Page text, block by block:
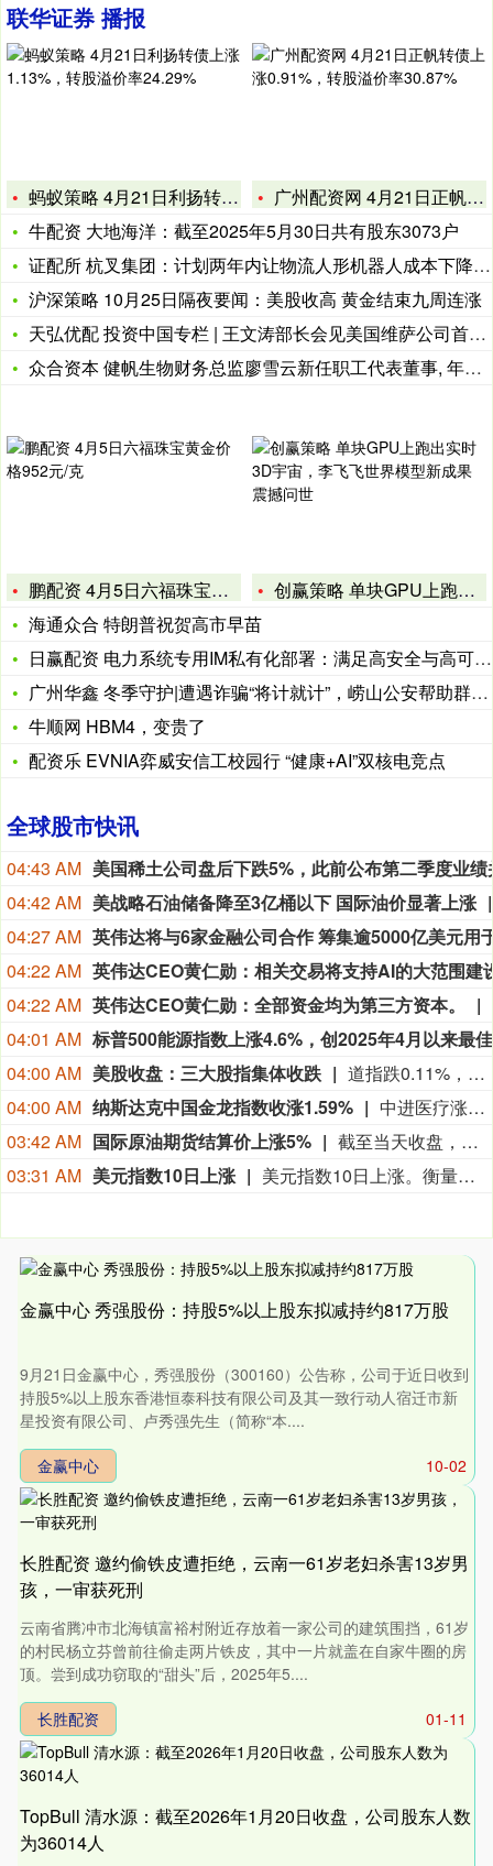
联华证券 播报
蚂蚁策略 4月21日利扬转债上涨1.13%，转股溢价率24.
广州配资网 4月21日正帆转债上涨0.91%，转股溢价率30
牛配资 大地海洋：截至2025年5月30日共有股东3073户
证配所 杭叉集团：计划两年内让物流人形机器人成本下降60%
沪深策略 10月25日隔夜要闻：美股收高 黄金结束九周连涨
天弘优配 投资中国专栏 | 王文涛部长会见美国维萨公司首席执
众合资本 健帆生物财务总监廖雪云新任职工代表董事, 年龄48
鹏配资 4月5日六福珠宝黄金价格952元/克
创赢策略 单块GPU上跑出实时3D宇宙，李飞飞世界模型新成果
海通众合 特朗普祝贺高市早苗
日赢配资 电力系统专用IM私有化部署：满足高安全与高可靠要求
广州华鑫 冬季守护|遭遇诈骗“将计就计”，崂山公安帮助群众追
牛顺网 HBM4，变贵了
配资乐 EVNIA弈威安信工校园行 “健康+AI”双核电竞点
全球股市快讯
04:43 AM
04:42 AM 美战略石油储备降至3亿桶以下 国际油价显著上涨
04:27 AM
04:22 AM
04:22 AM 英伟达CEO黄仁勋：全部资金均为第三方资本。
04:01 AM
04:00 AM 美股收盘：三大股指集体收跌
道指跌0.11%，标普500指数跌0.06%，纳指跌0.32%。Coherent Corp跌14.23%，Lumentum Holdings Inc. Common Stock When Issued跌8.56%，Ciena科技跌5.98%，Verisk Analytics跌5.55%，Arm Holdings Plc跌5.23%。“七姐妹”方面：亚马逊涨1.30%，微软涨1.23%，特斯拉涨0.70%，谷歌涨0.69%，Meta Platforms涨0.48%，苹果跌1.56%，英伟达跌2.87%。
04:00 AM 纳斯达克中国金龙指数收涨1.59%
中进医疗涨36.74%，中比能源涨17.00%，陆金所控股涨11.33%，BOSS直聘涨5.92%，中汽系统涨5.59%。
03:42 AM 国际原油期货结算价上涨5%
截至当天收盘，纽约商品交易所9月交货的轻质原油期货价格上涨3.95美元，收于每桶82.13美元，涨幅为5.05%；10月交货的伦敦布伦特原油期货价格上涨4.17美元，收于每桶87.72美元，涨幅为4.99%。
03:31 AM 美元指数10日上涨 美元指数10日上涨。衡量美元对六种主要货币的美元指数当天上涨0.27%，在汇市尾市收于99.809。截至纽约汇市尾市，1欧元兑换1.1542美元，低于前一交易日的1.1564美元；1英镑兑换1.3509美元，高于前一交易日的1.3499美元。1美元兑换159.24日元，高于前一交易日的157.55日元；1美元兑换0.8101瑞士法郎，高于前一交易日的0.8076瑞士法郎；1美元兑换1.3942加元，高于前一交易日的1.3937加元；1美元兑换9.5016瑞典克朗，高于前一交易日的9.4701瑞典克朗。
金赢中心 秀强股份：持股5%以上股东拟减持约817万股
9月21日金赢中心，秀强股份（300160）公告称，公司于近日收到
持股5%以上股东香港恒泰科技有限公司及其一致行动人宿迁市新
星投资有限公司、卢秀强先生（简称“本....
10-02
金赢中心
长胜配资 邀约偷铁皮遭拒绝，云南一61岁老妇杀害13岁男
孩，一审获死刑
云南省腾冲市北海镇富裕村附近存放着一家公司的建筑围挡，61岁
的村民杨立芬曾前往偷走两片铁皮，其中一片就盖在自家牛圈的房
顶。尝到成功窃取的“甜头”后，2025年5....
01-11
长胜配资
TopBull 清水源：截至2026年1月20日收盘，公司股东人数
为36014人